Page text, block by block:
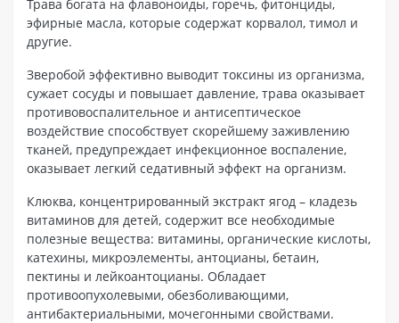
Трава богата на флавоноиды, горечь, фитонциды,
эфирные масла, которые содержат корвалол, тимол и
другие.
Зверобой эффективно выводит токсины из организма,
сужает сосуды и повышает давление, трава оказывает
противовоспалительное и антисептическое
воздействие способствует скорейшему заживлению
тканей, предупреждает инфекционное воспаление,
оказывает легкий седативный эффект на организм.
Клюква, концентрированный экстракт ягод – кладезь
витаминов для детей, содержит все необходимые
полезные вещества: витамины, органические кислоты,
катехины, микроэлементы, антоцианы, бетаин,
пектины и лейкоантоцианы. Обладает
противоопухолевыми, обезболивающими,
антибактериальными, мочегонными свойствами.